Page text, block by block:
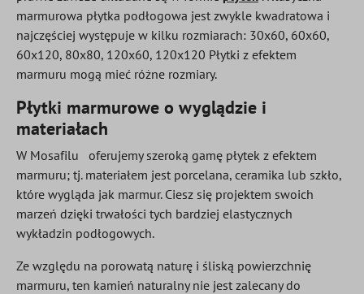
marmurowa płytka podłogowa jest zwykle kwadratowa i
najczęściej występuje w kilku rozmiarach: 30x60, 60x60,
60x120, 80x80, 120x60, 120x120 Płytki z efektem
marmuru mogą mieć różne rozmiary.
Płytki marmurowe o wyglądzie i
materiałach
W Mosafilu
oferujemy szeroką gamę płytek z efektem
marmuru; tj. materiałem jest porcelana, ceramika lub szkło,
które wygląda jak marmur. Ciesz się projektem swoich
marzeń dzięki trwałości tych bardziej elastycznych
wykładzin podłogowych.
Ze względu na porowatą naturę i śliską powierzchnię
marmuru, ten kamień naturalny nie jest zalecany do